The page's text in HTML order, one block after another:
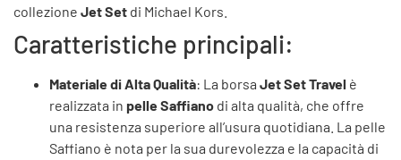
collezione Jet Set di Michael Kors.
Caratteristiche principali:
Materiale di Alta Qualità: La borsa Jet Set Travel è
realizzata in pelle Saffiano di alta qualità, che offre
una resistenza superiore all’usura quotidiana. La pelle
Saffiano è nota per la sua durevolezza e la capacità di